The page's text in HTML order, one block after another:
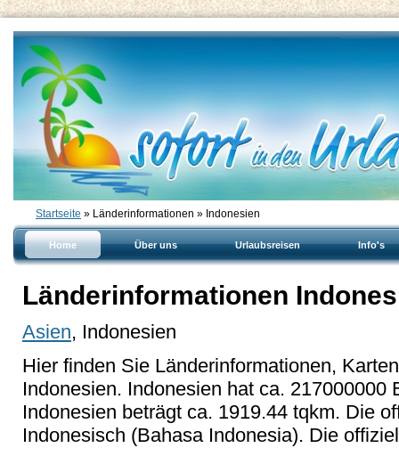
Startseite » Länderinformationen » Indonesien
Home Über uns Urlaubsreisen Info's
Länderinformationen
Asien, Indonesien
Hier finden Sie Länderinformationen,
Indonesien. Indonesien hat ca. 217000000
Indonesien beträgt ca. 1919.44 tqkm. Die
Indonesisch (Bahasa Indonesia). Die